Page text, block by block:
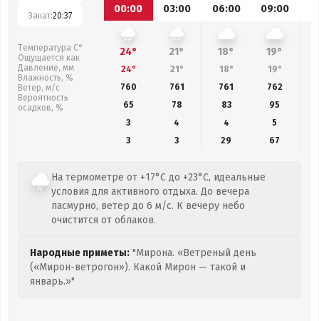
Закат:20:37
Температура С°
Ощущается как
Давление, мм
Влажность, %
Ветер, м/с
Вероятность
осадков, %
00:00
03:00 06:00 09:00
24° 21° 18° 19°
24° 21° 18° 19°
760
761 761 762
65
78 83 95
3
4 4
5
3
3 29 67
На термометре от +17°C до +23°C, идеальные
условия для активного отдыха. До вечера
пасмурно, ветер до 6 м/с. К вечеру небо
очистится от облаков.
Народные приметы: "Мирона. «Ветреный день
(«Мирон-ветрогон»). Какой Мирон — такой и
январь.»"